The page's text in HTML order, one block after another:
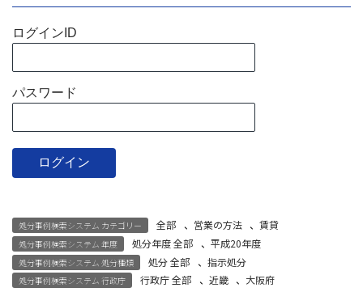
ログインID
パスワード
処分事例検索システム カテゴリー 全部 、 営業の方法 、賃貸
処分事例検索システム 年度 処分年度 全部 、 平成20年度
処分事例検索システム 処分種類 処分 全部 、 指示処分
処分事例検索システム 行政庁 行政庁 全部 、 近畿 、 大阪府